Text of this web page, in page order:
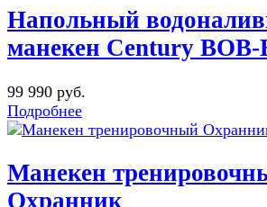
Напольный
манекен Century
99 990 руб.
Подробнее
Манекен
Охранник